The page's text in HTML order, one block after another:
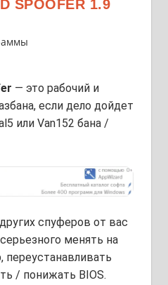
SPOOFER 1.9
— это рабочий и
если дело дойдет
или Van152 бана /
спуферов от вас
менять на
/ понижать BIOS.